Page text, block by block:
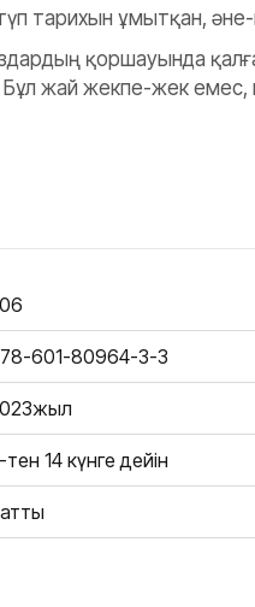
тарихын ұмытқан,
қоршауында
жай жекпе-жек
601-80964-3-3
14 күнге дейін